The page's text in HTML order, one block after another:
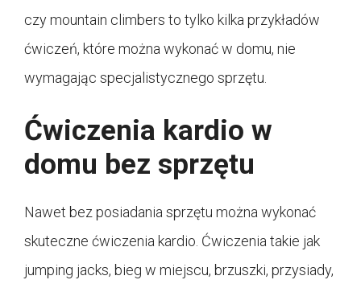
czy mountain climbers to tylko kilka przykładów
ćwiczeń, które można wykonać w domu, nie
wymagając specjalistycznego sprzętu.
Ćwiczenia kardio w
domu bez sprzętu
Nawet bez posiadania sprzętu można wykonać
skuteczne ćwiczenia kardio. Ćwiczenia takie jak
jumping jacks, bieg w miejscu, brzuszki, przysiady,